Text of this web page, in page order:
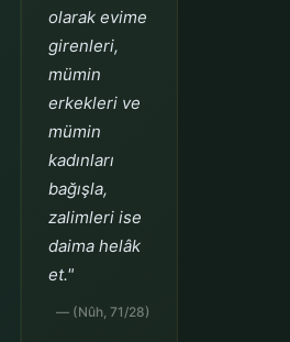
olarak evime
girenleri,
mümin
erkekleri ve
mümin
kadınları
bağışla,
zalimleri ise
daima helâk
et."
— (Nûh, 71/28)